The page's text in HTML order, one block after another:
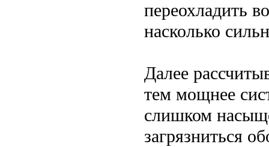
переохладить
насколько
Далее
тем мощнее
слишком
загрязниться